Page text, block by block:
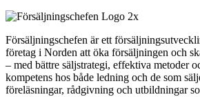
Försäljningschefen är ett
företag i Norden att öka försäljningen och
– med bättre säljstrategi, effektiva metoder
kompetens hos både ledning och de som
föreläsningar, rådgivning och utbildningar